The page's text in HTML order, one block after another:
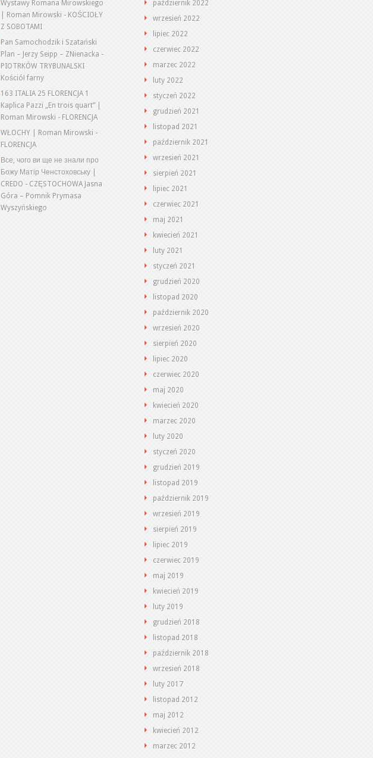
Wystawy Romana Mirowskiego
| Roman Mirowski - KOŚCIOŁY
Z SOBOTAMI
Pan Samochodzik i Szatański
Plan – Jerzy Seipp – ZNienacka -
PIOTRKÓW TRYBUNALSKI
Kościół farny
163 ITALIA 25 FLORENCJA 1
Kaplica Pazzi „En trois quart” |
Roman Mirowski - FLORENCJA
WŁOCHY | Roman Mirowski -
FLORENCJA
Все, чого ви ще не знали про
Божу Матір Ченстоховську |
CREDO - CZĘSTOCHOWA Jasna
Góra – Pomnik Prymasa
Wyszyńskiego
październik 2022
wrzesień 2022
lipiec 2022
czerwiec 2022
marzec 2022
luty 2022
styczeń 2022
grudzień 2021
listopad 2021
październik 2021
wrzesień 2021
sierpień 2021
lipiec 2021
czerwiec 2021
maj 2021
kwiecień 2021
luty 2021
styczeń 2021
grudzień 2020
listopad 2020
październik 2020
wrzesień 2020
sierpień 2020
lipiec 2020
czerwiec 2020
maj 2020
kwiecień 2020
marzec 2020
luty 2020
styczeń 2020
grudzień 2019
listopad 2019
październik 2019
wrzesień 2019
sierpień 2019
lipiec 2019
czerwiec 2019
maj 2019
kwiecień 2019
luty 2019
grudzień 2018
listopad 2018
październik 2018
wrzesień 2018
luty 2017
listopad 2012
maj 2012
kwiecień 2012
marzec 2012